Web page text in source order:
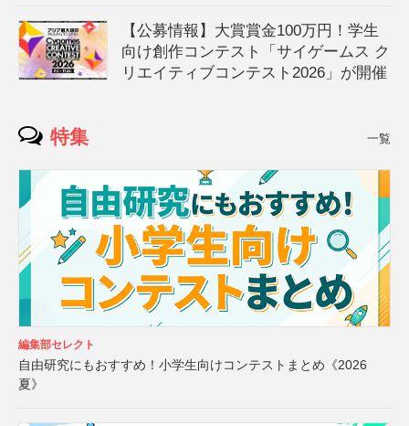
【公募情報】大賞賞金100万円！学生
向け創作コンテスト「サイゲームス ク
リエイティブコンテスト2026」が開催
特集 一覧
編集部セレクト
自由研究にもおすすめ！小学生向けコンテストまとめ《2026
夏》